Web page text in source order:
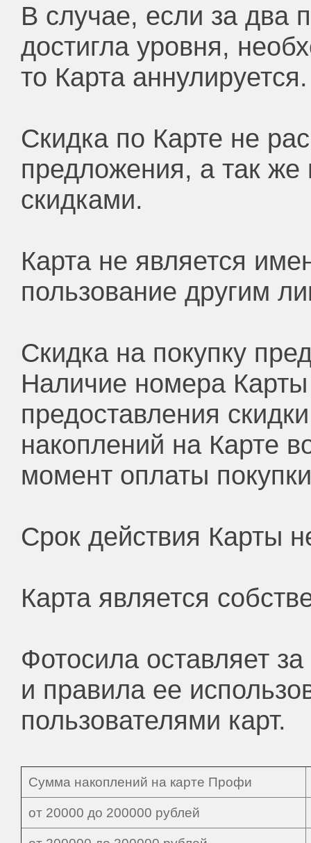
В случае, если за два
достигла уровня,
то Карта аннулируется.
Скидка по Карте не
предложения, а так же
скидками.
Карта не является
пользование другим
Скидка на покупку
Наличие номера
предоставления
накоплений на Карте
момент оплаты
Срок действия Карты
Карта является
Фотосила оставляет
и правила ее
пользователями карт.
Сумма накоплений на карте Профи
от 20000 до 200000 рублей